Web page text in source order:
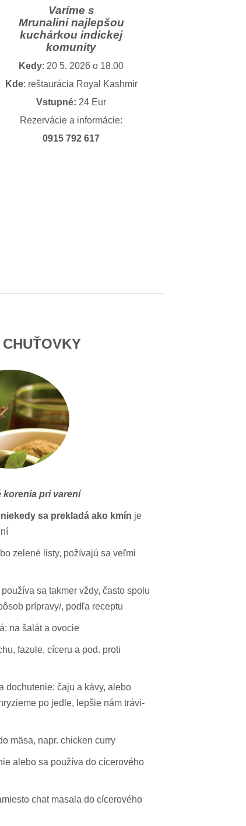
Varíme s
Mrunalininajlepšou
kuchárkou indickej
komunity
Kedy: 20 5. 2026 o 18.00
Kde: reštaurácia Royal Kashmir
Vstupné: 24 Eur
Rezervácie a informácie:
0915 792 617
pri varení
sa prekladá ako kmín je
zelené listy, požívajú sa veľmi
používa sa takmer vždy, často spolu
prípravy/, podľa receptu
na šalát a ovocie
fazule, cíceru a pod. proti
dochutenie: čaju a kávy, alebo
po jedle, lepšie nám trávi-
mäsa, napr. chicken curry
alebo sa používa do cícerového
chat masala do cícerového